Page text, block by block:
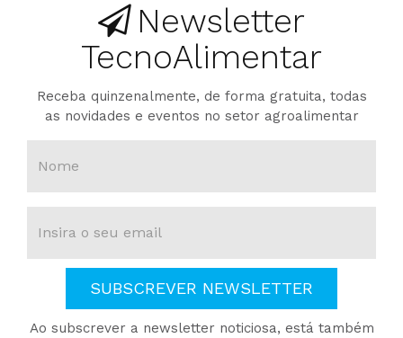
Newsletter
TecnoAlimentar
Receba quinzenalmente, de forma gratuita, todas
as novidades e eventos no setor agroalimentar
SUBSCREVER NEWSLETTER
Ao subscrever a newsletter noticiosa, está também